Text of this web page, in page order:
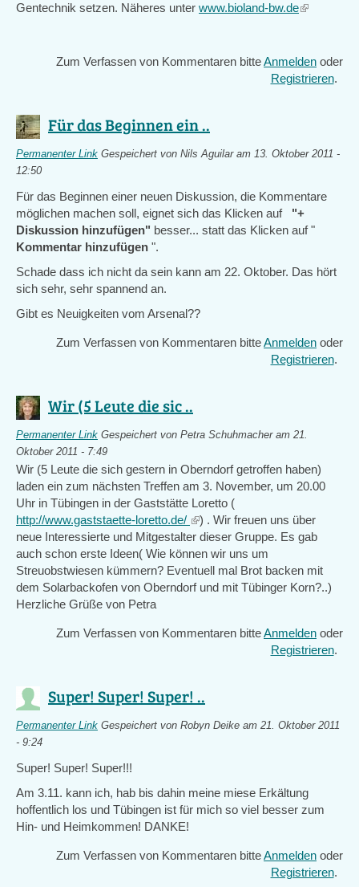
Gentechnik setzen. Näheres unter www.bioland-bw.de(link
Zum Verfassen von Kommentaren bitteAnmelden oder
Registrieren.
Für das Beginnen ein ..
Permanenter Link Gespeichert von Nils Aguilaram 13. Oktober 2011 -
12:50
Für das Beginnen einer neuen Diskussion, die Kommentare
möglichen machen soll, eignet sich das Klicken auf "+
Diskussion hinzufügen" besser... statt das Klicken auf "
Kommentar hinzufügen ".
Schade dass ich nicht da sein kann am 22. Oktober. Das hört
sich sehr, sehr spannend an.
Gibt es Neuigkeiten vom Arsenal??
Zum Verfassen von Kommentaren bitteAnmelden oder
Registrieren.
Wir (5 Leute die sic ..
Permanenter Link Gespeichert von Petra Schuhmacheram 21.
Oktober 2011 - 7:49
Wir (5 Leute die sich gestern in Oberndorf getroffen haben)
laden ein zum nächsten Treffen am 3. November, um 20.00
Uhr in Tübingen in der Gaststätte Loretto (
http://www.gaststaette-loretto.de/ (link
is
external)
) . Wir freuen uns über
neue Interessierte und Mitgestalter dieser Gruppe. Es gab
auch schon erste Ideen( Wie können wir uns um
Streuobstwiesen kümmern? Eventuell mal Brot backen mit
dem Solarbackofen von Oberndorf und mit Tübinger Korn?..)
Herzliche Grüße von Petra
Zum Verfassen von Kommentaren bitteAnmelden oder
Registrieren.
Super! Super! Super! ..
Permanenter Link Gespeichert von Robyn Deike am 21. Oktober 2011
- 9:24
Super! Super! Super!!!
Am 3.11. kann ich, hab bis dahin meine miese Erkältung
hoffentlich los und Tübingen ist für mich so viel besser zum
Hin- und Heimkommen! DANKE!
Zum Verfassen von Kommentaren bitteAnmelden oder
Registrieren.